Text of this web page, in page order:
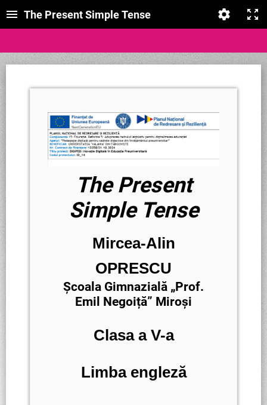
The Present Simple Tense
The Present
Simple Tense
Mircea-Alin
OPRESCU
Școala Gimnazială „Prof.
Emil Negoiță” Miroși
Clasa a V-a
Limba engleză